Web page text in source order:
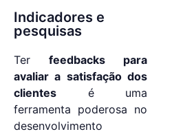
Indicadores e
pesquisas
Ter feedbacks para
avaliar a satisfação dos
clientes é uma
ferramenta poderosa no
desenvolvimento